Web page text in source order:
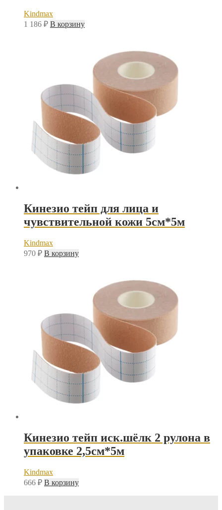
Kindmax
1 186 ₽ В корзину
Кинезио тейп для лица и
чувствительной кожи 5см*5м
Kindmax
970 ₽ В корзину
Кинезио тейп иск.шёлк 2 рулона в
упаковке 2,5см*5м
Kindmax
666 ₽ В корзину